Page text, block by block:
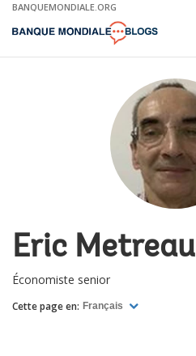
Skip
Main
BANQUEMONDIALE.ORG
Eric Metreau
Économiste senior
Cette page en: Français